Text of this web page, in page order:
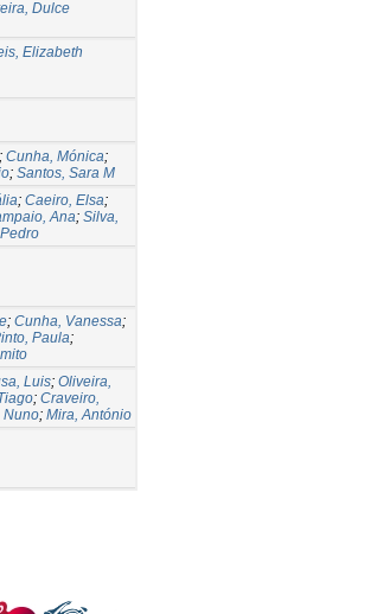
Dulce
Elizabeth
; Cunha, Mónica;
; Santos, Sara M
; Caeiro, Elsa;
Ana; Silva,
; Cunha, Vanessa;
Paula;
Luis; Oliveira,
; Craveiro,
Nuno; Mira, António